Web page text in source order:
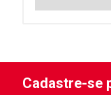
Cadastre-se